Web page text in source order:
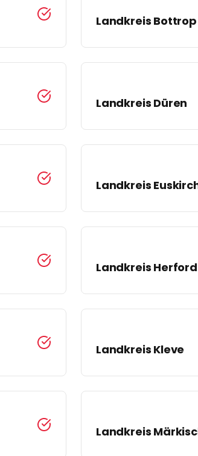
Landkreis Bottrop
Landkreis Düren
Landkreis
Landkreis Herford
Landkreis Kleve
Landkreis